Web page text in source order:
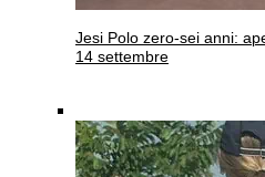
Jesi Polo zero-sei anni:
14 settembre